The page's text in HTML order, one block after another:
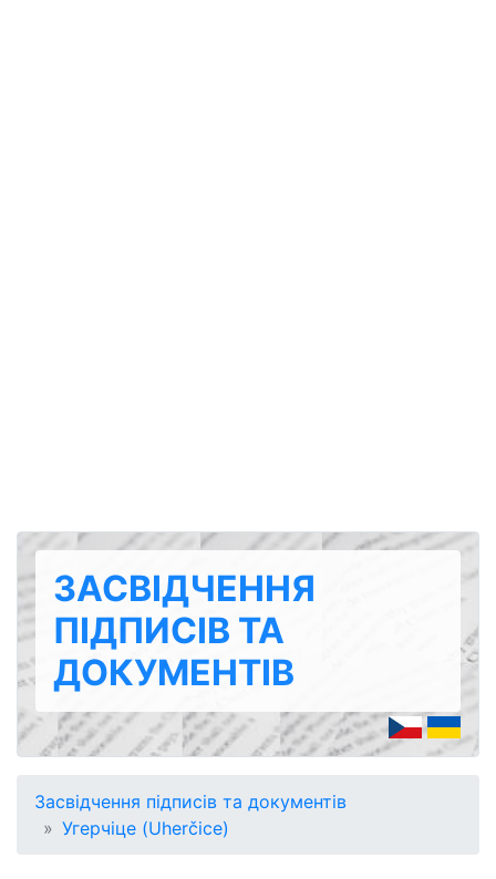
ЗАСВІДЧЕННЯ
ПІДПИСІВ ТА
ДОКУМЕНТІВ
Засвідчення підписів та документів
Угерчіце (Uherčice)